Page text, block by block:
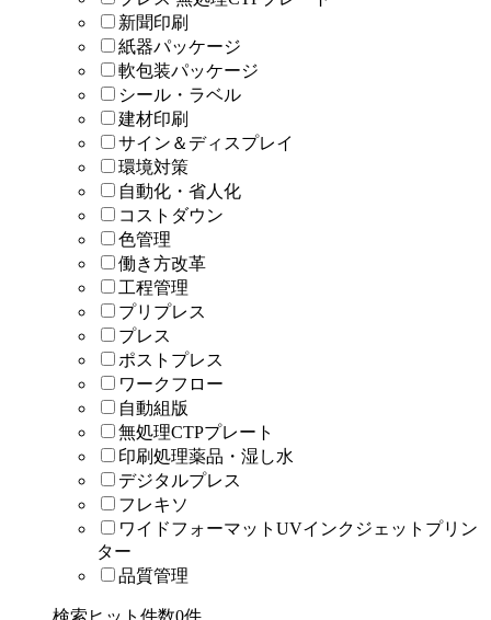
新聞印刷
紙器パッケージ
軟包装パッケージ
シール・ラベル
建材印刷
サイン＆ディスプレイ
環境対策
自動化・省人化
コストダウン
色管理
働き方改革
工程管理
プリプレス
プレス
ポストプレス
ワークフロー
自動組版
無処理CTPプレート
印刷処理薬品・湿し水
デジタルプレス
フレキソ
ワイドフォーマットUVインクジェットプリン
ター
品質管理
検索ヒット件数0件